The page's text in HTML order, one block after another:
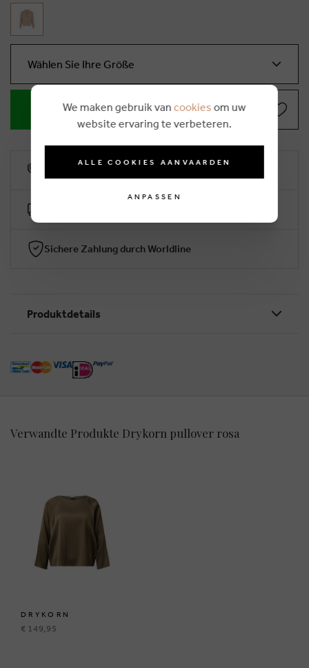
Wählen Sie Ihre Größe
IN WARENKORB LEGEN
Sichere Zahlung durch Worldline
Produktdetails
Verwandte Produkte Drykorn pullover rosa
DRYKORN
€ 149,95
We maken gebruik van cookies om uw
website ervaring te verbeteren.
ALLE COOKIES AANVAARDEN
ANPASSEN